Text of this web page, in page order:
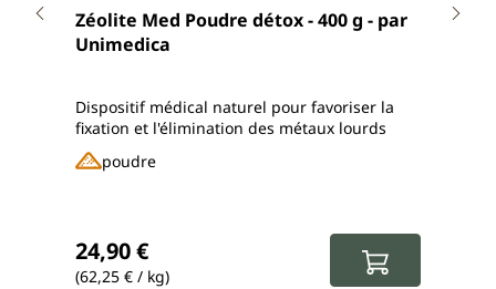
Note moyenne de 4.5 sur 5 étoiles
Zéolite Med Poudre détox - 400 g - par
Unimedica
Dispositif médical naturel pour favoriser la
fixation et l'élimination des métaux lourds
poudre
24,90 €
(62,25 € / kg)